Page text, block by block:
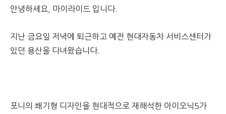
안녕하세요, 마이라이드 입니다.
지난 금요일 저녁에 퇴근하고 예전 현대자동차 서비스센터가
있던 용산을 다녀왔습니다.
포니의 쐐기형 디자인을 현대적으로 재해석한 아이오닉5가